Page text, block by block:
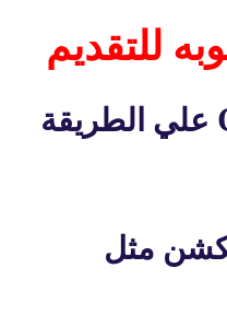
للتقديم
علي الطريقة
مثل